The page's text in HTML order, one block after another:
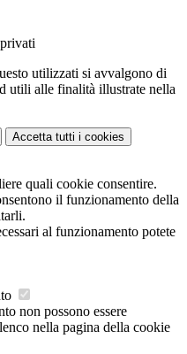
utilizzati si avvalgono di
utili alle finalità illustrate nella
Accetta tutti i cookies
quali cookie consentire.
il funzionamento della
al funzionamento potete
non possono essere
nella pagina della cookie